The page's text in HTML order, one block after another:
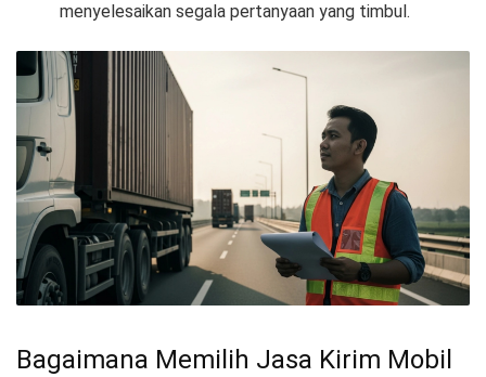
menyelesaikan segala pertanyaan yang timbul.
Bagaimana Memilih Jasa Kirim Mobil